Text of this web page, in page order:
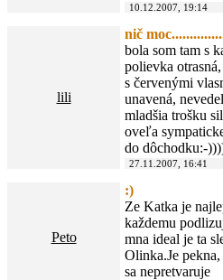
10.12.2007, 19:14
lili
nič
bola som tam s
polievka
s červenými
unavená,
mladšia trošku
oveľa
do dôchodku:-
27.11.2007, 16:41
Peto
:)
Ze Katka je
každemu
mna ideal je ta
Olinka.Je
sa nepretvaruje